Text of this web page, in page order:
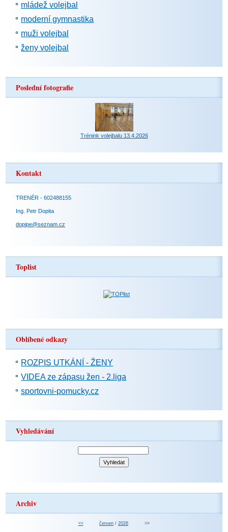
mládež volejbal
moderní gymnastika
muži volejbal
ženy volejbal
Poslední fotografie
Trénink volejbalu 13.4.2026
Kontakt
TRENÉR - 602488155
Ing. Petr Dopita
dopipe@seznam.cz
Toplist
Oblíbené odkazy
ROZPIS UTKÁNÍ - ŽENY
VIDEA ze zápasu žen - 2.liga
sportovni-pomucky.cz
Vyhledávání
Archiv
<< červen / 2026 >>